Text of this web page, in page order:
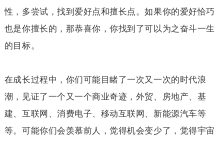
性，多尝试，找到爱好点和擅长点。如果你的爱好恰巧
也是你擅长的，那恭喜你，你找到了可以为之奋斗一生
的目标。
在成长过程中，你们可能目睹了一次又一次的时代浪
潮，见证了一个又一个商业奇迹，外贸、房地产、基
建、互联网、消费电子、移动互联网、新能源汽车等
等。可能你们会羡慕前人，觉得机会变少了，觉得宇宙